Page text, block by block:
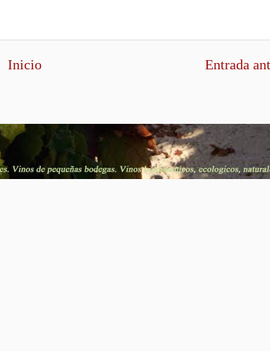
Entrada
Inicio